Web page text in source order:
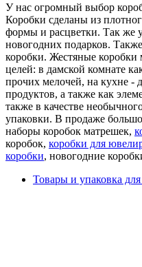
У нас огромный выбор
Коробки сделаны из
формы и расцветки. Так же
новогодних подарков.
коробки. Жестяные коробки
целей: в дамской комнате
прочих мелочей, на кухне -
продуктов, а также как
также в качестве
упаковки. В продаже
наборы коробок матрешек,
коробок, коробки для
коробки, новогодние
Товары и упаковка